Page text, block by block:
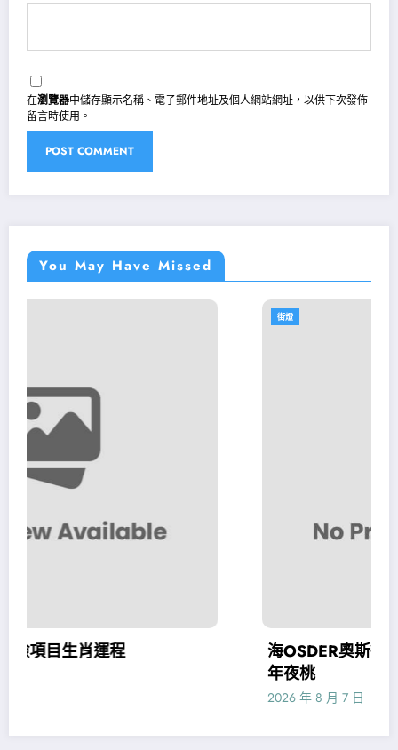
在瀏覽器中儲存顯示名稱、電子郵件地址及個人網站網址，以供下次發佈
留言時使用。
You May Have Missed
海OSDER奧斯德零件報價回女孩賣
admin